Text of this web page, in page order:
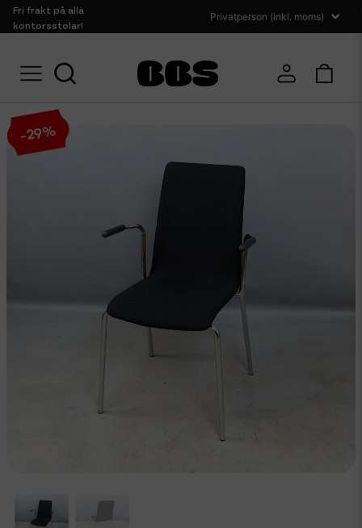
Fri frakt på alla
kontorsstolar!
Hem Sittmöbler Konferensstolar Svarta konferensstolar med
-29%